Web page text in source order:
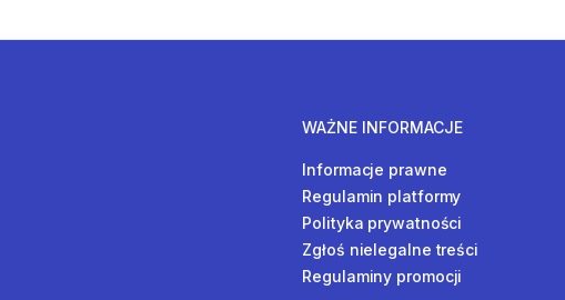
WAŻNE INFORMACJE
Informacje prawne
Regulamin platformy
Polityka prywatności
Zgłoś nielegalne treści
Regulaminy promocji